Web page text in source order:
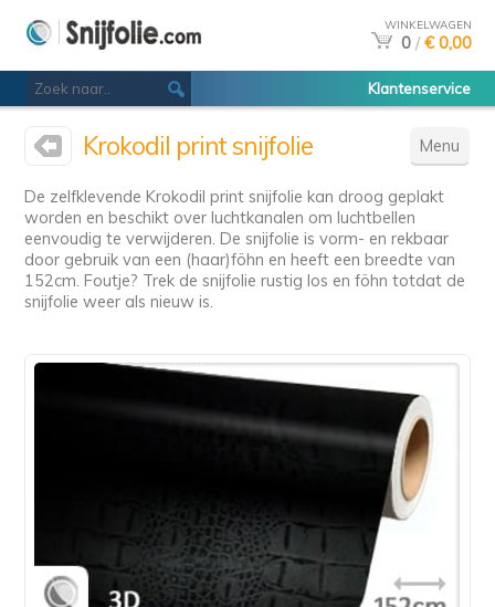
WINKELWAGEN
0 / € 0,00
Klantenservice
Menu
Krokodil print snijfolie
De zelfklevende Krokodil print snijfolie kan droog geplakt
worden en beschikt over luchtkanalen om luchtbellen
eenvoudig te verwijderen. De snijfolie is vorm- en rekbaar
door gebruik van een (haar)föhn en heeft een breedte van
152cm. Foutje? Trek de snijfolie rustig los en föhn totdat de
snijfolie weer als nieuw is.